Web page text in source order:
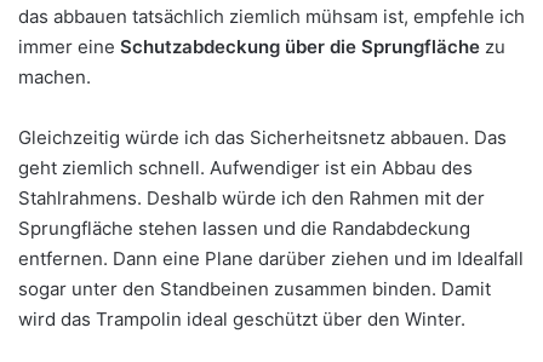
das abbauen tatsächlich ziemlich mühsam ist, empfehle ich
immer eine Schutzabdeckung über die Sprungfläche zu
machen.
Gleichzeitig würde ich das Sicherheitsnetz abbauen. Das
geht ziemlich schnell. Aufwendiger ist ein Abbau des
Stahlrahmens. Deshalb würde ich den Rahmen mit der
Sprungfläche stehen lassen und die Randabdeckung
entfernen. Dann eine Plane darüber ziehen und im Idealfall
sogar unter den Standbeinen zusammen binden. Damit
wird das Trampolin ideal geschützt über den Winter.